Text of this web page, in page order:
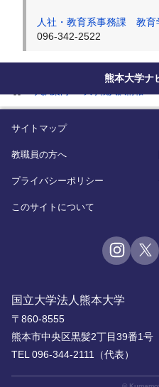
人社・教育系事務課 教育
096-342-2522
熊本大学ナ
国立大学法人熊本大学
〒860-8555
熊本市中央区黒髪2丁目39番1号
TEL 096-344-2111（代表）
サイトマップ
教職員の方へ
プライバシーポリシー
このサイトについて